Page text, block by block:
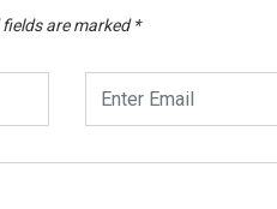
fields are marked*